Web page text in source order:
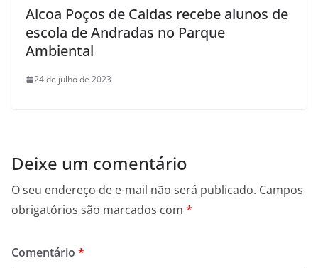
Alcoa Poços de Caldas recebe alunos de
escola de Andradas no Parque
Ambiental
24 de julho de 2023
Deixe um comentário
O seu endereço de e-mail não será publicado. Campos
obrigatórios são marcados com *
Comentário *